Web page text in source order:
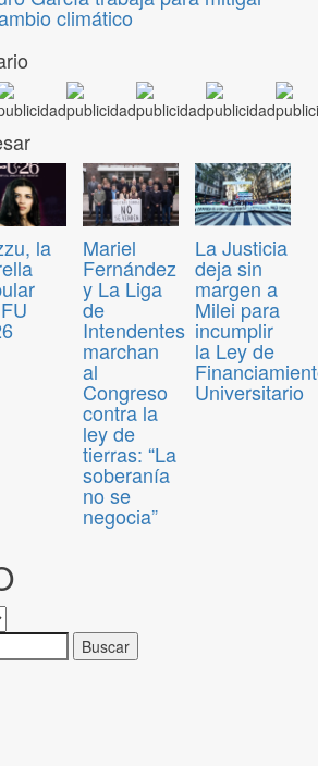
climático
la Mariel
Fernández
y La Liga
de
Intendentes
marchan
al
Congreso
contra la
ley de
tierras: “La
soberanía
no se
negocia”
La Justicia
deja sin
margen a
Milei para
incumplir
la Ley de
Universitario